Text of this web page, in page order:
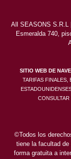
All SEASONS S.R.L
Esmeralda 740,
SITIO WEB DE
TARIFAS FINALES,
CONSULTAR
©Todos los
tiene la facultad
forma gratuita a